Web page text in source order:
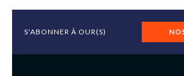
S'ABONNER À OUR(S)